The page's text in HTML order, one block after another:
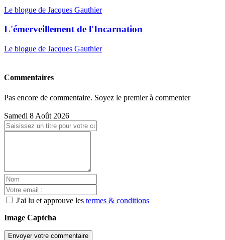
Le blogue de Jacques Gauthier
L'émerveillement de l'Incarnation
Le blogue de Jacques Gauthier
Commentaires
Pas encore de commentaire. Soyez le premier à commenter
Samedi 8 Août 2026
J'ai lu et approuve les termes & conditions
Image Captcha
Envoyer votre commentaire